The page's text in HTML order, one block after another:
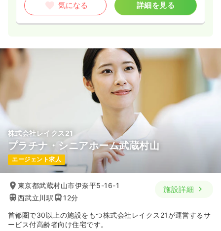
気になる 詳細を見る
株式会社レイクス21
プラチナ・シニアホーム武蔵村山
エージェント求人
東京都武蔵村山市伊奈平5-16-1
西武立川駅
12分
施設詳細
首都圏で30以上の施設をもつ株式会社レイクス21が運営するサ
ービス付高齢者向け住宅です。